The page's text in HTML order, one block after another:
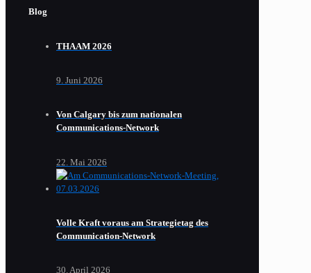
Blog
THAAM 2026
9. Juni 2026
Von Calgary bis zum nationalen
Communications-Network
22. Mai 2026
Volle Kraft voraus am Strategietag des
Communication-Network
30. April 2026